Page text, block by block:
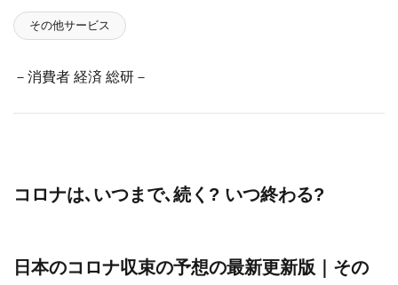
その他サービス
－消費者 経済 総研－
コロナは､いつまで､続く? いつ終わる?
日本のコロナ収束の予想の最新更新版｜その